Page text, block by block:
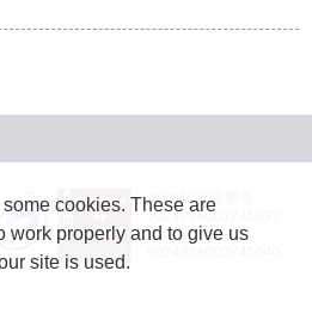
JASRAC許諾番号：
9024936001Y45037
JASRAC許諾番号：
cookies. These are
work properly and to give us
site is used.